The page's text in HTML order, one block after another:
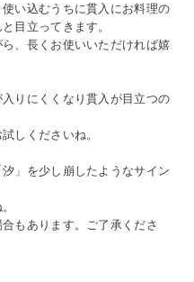
い込むうちに貫入にお料理の
目立ってきます。
、長くお使いいただければ嬉
りにくくなり貫入が目立つの
しくださいね。
」を少し崩したようなサイン
もあります。ご了承くださ